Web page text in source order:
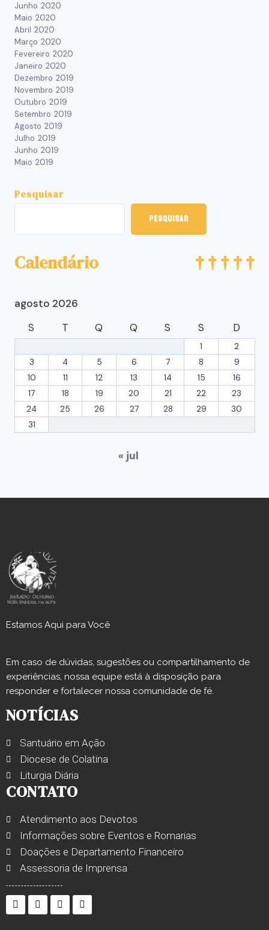
Junho 2020
Maio 2020
Abril 2020
Março 2020
Fevereiro 2020
Janeiro 2020
Dezembro 2019
Novembro 2019
Outubro 2019
Setembro 2019
Agosto 2019
Julho 2019
Junho 2019
Maio 2019
Pesquisar
Pesquisar
Calendário
agosto 2026
S
T Q Q S S D
1
2
3
4 5 6 7 8
9
10
11 12 13 14 15
16
17
18 19 20 21 22
23
24
25 26 27 28 29
30
31
« jul
Estamos Aqui para Você
Em caso de dúvidas, sugestões ou compartilhamento de
experiências, nossa equipe está à disposição para
responder e fortalecer nossa comunidade de fé.
NOTÍCIAS
Santuário em Ação
Diocese de Colatina
Liturgia Diária
CONTATO
Atendimento aos Devotos
Informações sobre Eventos e Romarias
Doações e Departamento Financeiro
Assessoria de Imprensa